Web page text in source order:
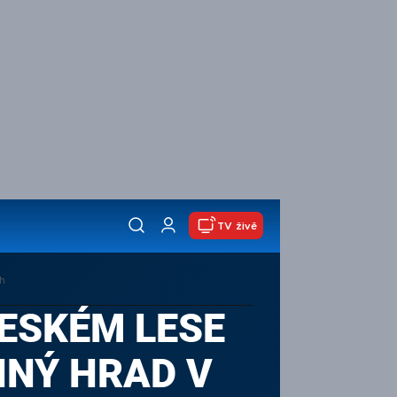
TV živě
LESE
HRAD V